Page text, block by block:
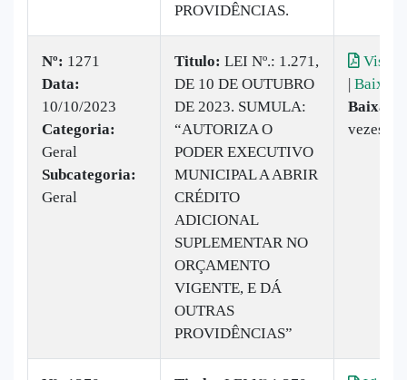
PROVIDÊNCIAS.
Nº: 1271
Data:
10/10/2023
Categoria:
Geral
Subcategoria:
Geral
Titulo: ​LEI Nº.: 1.271,
DE 10 DE OUTUBRO
DE 2023. SUMULA:
“AUTORIZA O
PODER EXECUTIVO
MUNICIPAL A ABRIR
CRÉDITO
ADICIONAL
SUPLEMENTAR NO
ORÇAMENTO
VIGENTE, E DÁ
OUTRAS
PROVIDÊNCIAS”
| Baixar
vezes